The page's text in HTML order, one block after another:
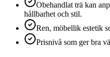
Obehandlat trä kan
hållbarhet och stil.
Ren, möbellik estetik
Prisnivå som ger bra